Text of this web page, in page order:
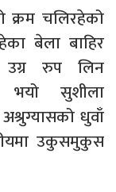
क्रम चलिरहेको
बेला बाहिर
उग्र रुप लिन
भयो सुशीला
धुवाँ
उकुसमुकुस